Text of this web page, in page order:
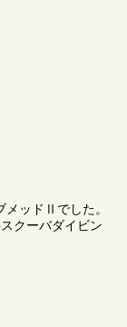
メッドⅡでした。
クーバダイビン